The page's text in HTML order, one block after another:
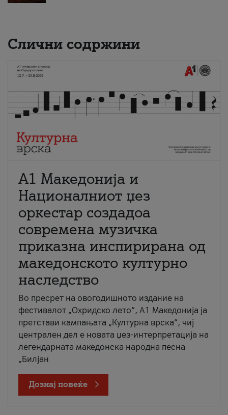
Слични содржини
А1 Македонија и
Националниот џез
оркестар создадоа
современа музичка
приказна инспирирана од
македонското културно
наследство
Во пресрет на овогодишното издание на
фестивалот „Охридско лето“, А1 Македонија ја
претстави кампањата „Културна врска“, чиј
централен дел е новата џез-интерпретација на
легендарната македонска народна песна
„Билјан
Дознај повеќе